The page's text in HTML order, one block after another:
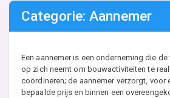
Categorie: Aannemer
Een aannemer is een onderneming die
op zich neemt om bouwactiviteiten te
coördineren; de aannemer verzorgt, voor
bepaalde prijs en binnen een